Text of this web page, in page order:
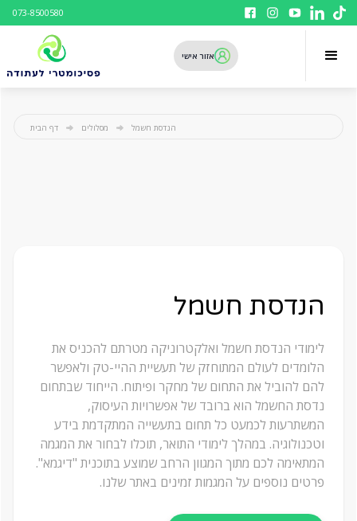
073-8500580
אזור אישי
דף הבית מסלולים הנדסת חשמל
הנדסת חשמל
לימודי הנדסת חשמל ואלקטרוניקה מטרתם להכניס את
הלומדים לעולם המתוחזק של תעשיית ההיי-טק ולאפשר
להם להוביל את התחום של מחקר ופיתוח. הייחוד שבתחום
נדסת החשמל הוא ברובד של אפשרויות העיסוק,
המשתרעות לכמעט כל תחום בתעשייה המתקדמת בידע
וטכנולוגיה. במהלך לימודי התואר, תוכלו לבחור את המגמה
המתאימה לכם מתוך המגוון הרחב שמוצע בתוכנית "דיגמא".
פרטים נוספים על המגמות זמינים באתר שלנו.